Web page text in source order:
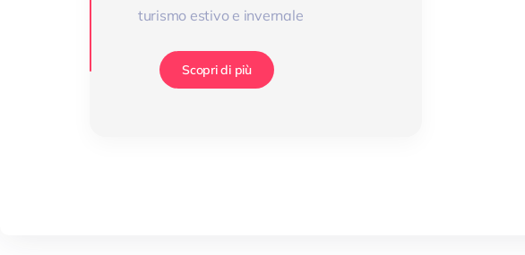
turismo estivo e invernale
Scopri di più